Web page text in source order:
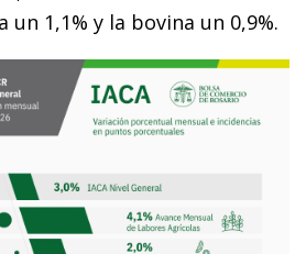
un 1,1% y la bovina un 0,9%.